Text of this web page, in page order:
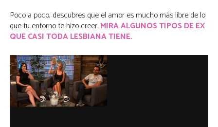
Poco a poco, descubres que el amor es mucho más libre de lo
que tu entorno te hizo creer.MIRA ALGUNOS TIPOS DE EX
QUE CASI TODA LESBIANA TIENE.